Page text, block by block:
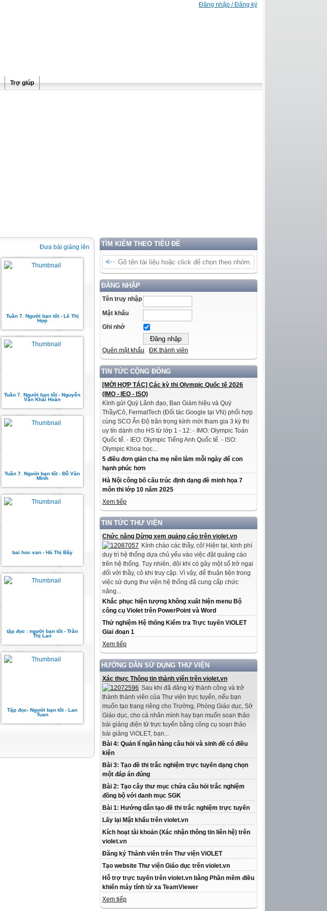
Đăng nhập / Đăng ký
Trợ giúp
TÌM KIẾM THEO TIÊU ĐỀ
ĐĂNG NHẬP
Tên truy nhập
Mật khẩu
Ghi nhớ
Quên mật khẩu ĐK thành viên
TIN TỨC CỘNG ĐỒNG
[MỜI HỢP TÁC] Các kỳ thi Olympic Quốc tế 2026
(IMO - IEO - ISO)
Kính gửi Quý Lãnh đạo, Ban Giám hiệu và Quý
Thầy/Cô, FermatTech (Đối tác Google tại VN) phối hợp
cùng SCO Ấn Độ trân trọng kính mời tham gia 3 kỳ thi
uy tín dành cho HS từ lớp 1 - 12: - IMO: Olympic Toán
Quốc tế. - IEO: Olympic Tiếng Anh Quốc tế. - ISO:
Olympic Khoa học...
5 điều đơn giản cha mẹ nên làm mỗi ngày để con
hạnh phúc hơn
Hà Nội công bố cấu trúc định dạng đề minh họa 7
môn thi lớp 10 năm 2025
Xem tiếp
TIN TỨC THƯ VIỆN
Chức năng Dừng xem quảng cáo trên violet.vn
Kính chào các thầy, cô! Hiện tại, kinh phí
duy trì hệ thống dựa chủ yếu vào việc đặt quảng cáo
trên hệ thống. Tuy nhiên, đôi khi có gây một số trở ngại
đối với thầy, cô khi truy cập. Vì vậy, để thuận tiện trong
việc sử dụng thư viện hệ thống đã cung cấp chức
năng...
Khắc phục hiện tượng không xuất hiện menu Bộ
công cụ Violet trên PowerPoint và Word
Thử nghiệm Hệ thống Kiểm tra Trực tuyến ViOLET
Giai đoạn 1
Xem tiếp
HƯỚNG DẪN SỬ DỤNG THƯ VIỆN
Xác thực Thông tin thành viên trên violet.vn
Sau khi đã đăng ký thành công và trở
thành thành viên của Thư viện trực tuyến, nếu bạn
muốn tạo trang riêng cho Trường, Phòng Giáo dục, Sở
Giáo dục, cho cá nhân mình hay bạn muốn soạn thảo
bài giảng điện tử trực tuyến bằng công cụ soạn thảo
bài giảng ViOLET, bạn...
Bài 4: Quản lí ngân hàng câu hỏi và sinh đề có điều
kiện
Bài 3: Tạo đề thi trắc nghiệm trực tuyến dạng chọn
một đáp án đúng
Bài 2: Tạo cây thư mục chứa câu hỏi trắc nghiệm
đồng bộ với danh mục SGK
Bài 1: Hướng dẫn tạo đề thi trắc nghiệm trực tuyến
Lấy lại Mật khẩu trên violet.vn
Kích hoạt tài khoản (Xác nhận thông tin liên hệ) trên
violet.vn
Đăng ký Thành viên trên Thư viện ViOLET
Tạo website Thư viện Giáo dục trên violet.vn
Hỗ trợ trực tuyến trên violet.vn bằng Phần mềm điều
khiển máy tính từ xa TeamViewer
Xem tiếp
Đưa bài giảng lên
Tuần 7. Người bạn tốt - Lê Thị
Hợp
Tuần 7. Người bạn tốt - Nguyễn
Văn Khải Hoàn
Tuần 7. Người bạn tốt - Đỗ Văn
Minh
bai hoc van - Hà Thị Bẩy
tập đọc : người bạn tốt - Trần
Thị Lan
Tập đọc- Người bạn tốt - Lan
Tuan